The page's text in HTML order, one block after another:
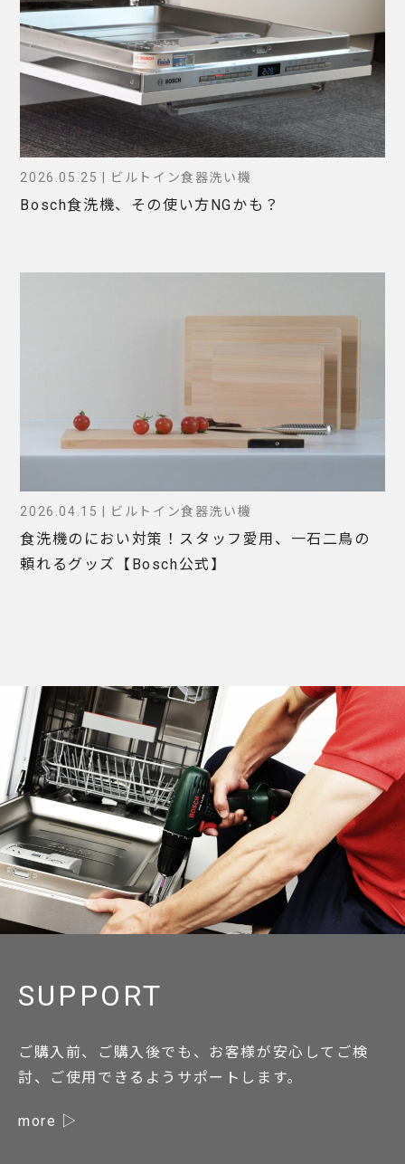
2026.05.25 | ビルトイン食器洗い機
Bosch食洗機、その使い方NGかも？
2026.04.15 | ビルトイン食器洗い機
食洗機のにおい対策！スタッフ愛用、一石二鳥の
頼れるグッズ【Bosch公式】
SUPPORT
ご購入前、ご購入後でも、お客様が安心してご検
討、ご使用できるようサポートします。
more